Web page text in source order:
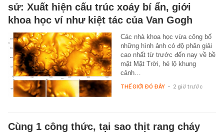
sử: Xuất hiện cấu trúc xoáy bí ẩn, giới
khoa học ví như kiệt tác của Van Gogh
Các nhà khoa học vừa công bố
những hình ảnh có độ phân giải
cao nhất từ trước đến nay về bề
mặt Mặt Trời, hé lộ khung
cảnh…
THẾ GIỚI ĐÓ ĐÂY - 2 giờ trước
Cùng 1 công thức, tại sao thịt rang cháy